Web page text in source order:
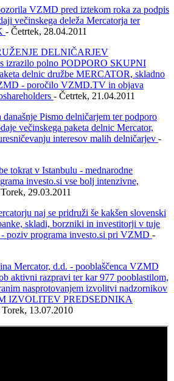
VZMD pred iztekom roka za podpis
večinskega deleža Mercatorja ter
- Četrtek, 28.04.2011
DELNIČARJEV
izrazilo polno PODPORO SKUPNI
delnic družbe MERCATOR, skladno
- poročilo VZMD.TV in objava
- Četrtek, 21.04.2011
Pismo delničarjem ter podporo
večinskega paketa delnic Mercator,
interesov malih delničarjev -
tokrat v Istanbulu - mednarodne
investo.si vse bolj intenzivne,
29.03.2011
naj se pridruži še kakšen slovenski
skladi, borzniki in investitorji v tuje
poziv programa investo.si pri VZMD -
Mercator, d.d. - pooblaščenca VZMD
aktivni razpravi ter kar 977 pooblastilom,
nasprotovanjem izvolitvi nadzornikov
IZVOLITEV PREDSEDNIKA
Torek, 13.07.2010